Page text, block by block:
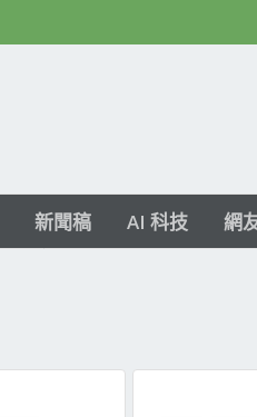
新聞稿 AI 科技 網